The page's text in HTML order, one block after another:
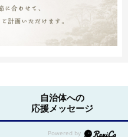
自治体への
応援メッセージ